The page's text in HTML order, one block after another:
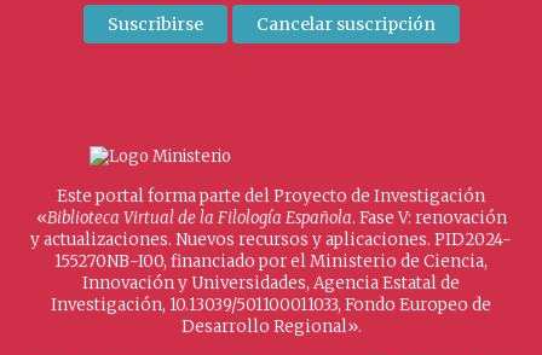
Este portal forma parte del Proyecto de Investigación
«Biblioteca Virtual de la Filología Española. Fase V: renovación
y actualizaciones. Nuevos recursos y aplicaciones. PID2024-
155270NB-I00, financiado por el Ministerio de Ciencia,
Innovación y Universidades, Agencia Estatal de
Investigación, 10.13039/501100011033, Fondo Europeo de
Desarrollo Regional».